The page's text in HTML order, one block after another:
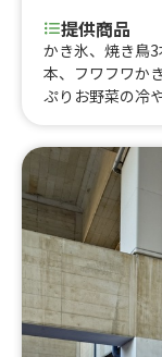
提供商品
かき氷、焼き鳥
本、フワフワか
ぷりお野菜の冷
きおにぎり、焼